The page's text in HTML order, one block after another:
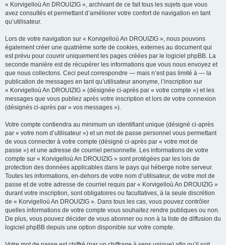
« Korvigelloù An DROUIZIG », archivant de ce fait tous les sujets que vous
avez consultés et permettant d’améliorer votre confort de navigation en tant
qu’utilisateur.
Lors de votre navigation sur « Korvigelloù An DROUIZIG », nous pouvons
également créer une quatrième sorte de cookies, externes au document qui
est prévu pour couvrir uniquement les pages créées par le logiciel phpBB. La
seconde manière est de récupérer les informations que vous nous envoyez et
que nous collectons. Ceci peut correspondre — mais n’est pas limité à — la
publication de messages en tant qu’utilisateur anonyme, l’inscription sur
« Korvigelloù An DROUIZIG » (désignée ci-après par « votre compte ») et les
messages que vous publiez après votre inscription et lors de votre connexion
(désignés ci-après par « vos messages »).
Votre compte contiendra au minimum un identifiant unique (désigné ci-après
par « votre nom d’utilisateur ») et un mot de passe personnel vous permettant
de vous connecter à votre compte (désigné ci-après par « votre mot de
passe ») et une adresse de courriel personnelle. Les informations de votre
compte sur « Korvigelloù An DROUIZIG » sont protégées par les lois de
protection des données applicables dans le pays qui héberge notre serveur.
Toutes les informations, en-dehors de votre nom d’utilisateur, de votre mot de
passe et de votre adresse de courriel requis par « Korvigelloù An DROUIZIG »
durant votre inscription, sont obligatoires ou facultatives, à la seule discrétion
de « Korvigelloù An DROUIZIG ». Dans tous les cas, vous pouvez contrôler
quelles informations de votre compte vous souhaitez rendre publiques ou non.
De plus, vous pouvez décider de vous abonner ou non à la liste de diffusion du
logiciel phpBB depuis une option disponible sur votre compte.